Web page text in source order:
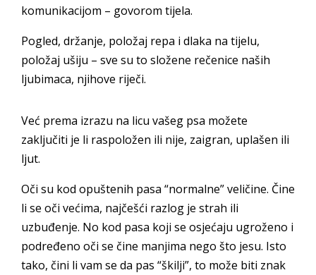
komunikacijom – govorom tijela.
Pogled, držanje, položaj repa i dlaka na tijelu,
položaj ušiju – sve su to složene rečenice naših
ljubimaca, njihove riječi.
Već prema izrazu na licu vašeg psa možete
zaključiti je li raspoložen ili nije, zaigran, uplašen ili
ljut.
Oči su kod opuštenih pasa “normalne” veličine. Čine
li se oči većima, najčešći razlog je strah ili
uzbuđenje. No kod pasa koji se osjećaju ugroženo i
podređeno oči se čine manjima nego što jesu. Isto
tako, čini li vam se da pas “škilji”, to može biti znak